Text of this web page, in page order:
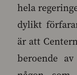
hela
dylikt
är att
beroende